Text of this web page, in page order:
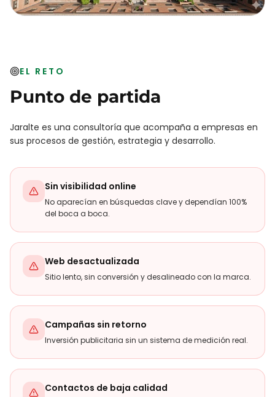
EL RETO
Punto de partida
Jaralte es una consultoría que acompaña a empresas en
sus procesos de gestión, estrategia y desarrollo.
Sin visibilidad online
No aparecían en búsquedas clave y dependían 100%
del boca a boca.
Web desactualizada
Sitio lento, sin conversión y desalineado con la marca.
Campañas sin retorno
Inversión publicitaria sin un sistema de medición real.
Contactos de baja calidad